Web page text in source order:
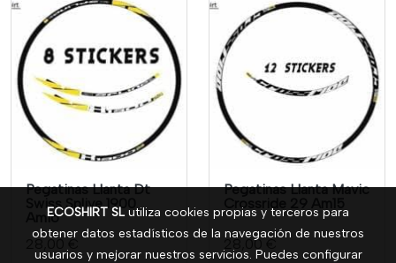
Pegatinas Llanta Dt
Swiss Splive 1900
Am16
Pegatinas Llanta Mavic
28,00 €
ECOSHIRT SLutiliza cookies propias y terceros para
obtener datos estadísticos de la navegación de nuestros
usuarios y mejorar nuestros servicios. Puedes configurar